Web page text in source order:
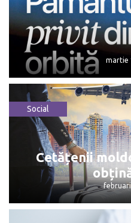
martie
martie
Social
Cetățenii